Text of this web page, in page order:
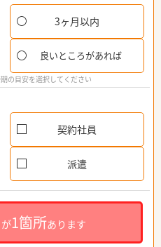
3ヶ月以内
良いところがあれば
の目安を選択してください
契約社員
派遣
1箇所あります